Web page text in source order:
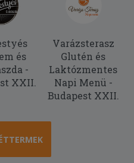
és
-
XXII.
Varázsterasz
Glutén és
Laktózmentes
Napi Menü -
Budapest XXII.